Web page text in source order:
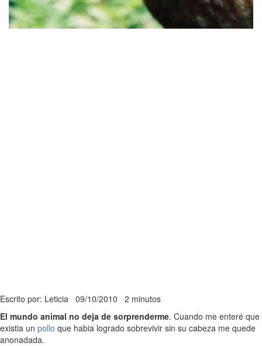
Escrito por: Leticia 09/10/2010 2 minutos
El mundo animal no deja de sorprenderme. Cuando me enteré que
existia un pollo que habia logrado sobrevivir sin su cabeza me quede
anonadada.